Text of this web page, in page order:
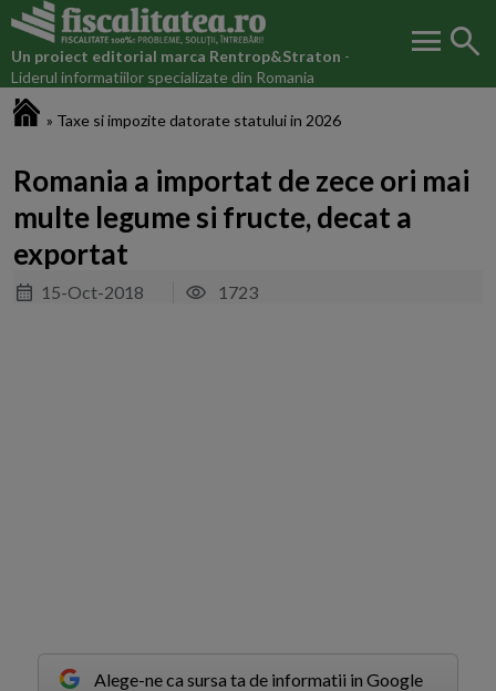
Un proiect editorial marca Rentrop&Straton -
Liderul informatiilor specializate din Romania
menu search
» Taxe si impozite datorate statului in 2026
Romania a importat de zece ori mai
multe legume si fructe, decat a
exportat
15-Oct-2018 1723
Alege-ne ca sursa ta de informatii in Google